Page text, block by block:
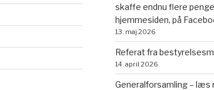
skaffe endnu flere
hjemmesiden, på
13. maj 2026
Referat fra
14. april 2026
Generalforsamling – læs